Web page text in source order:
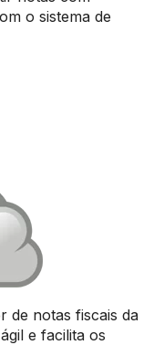
o sistema de
de notas fiscais da
e facilita os